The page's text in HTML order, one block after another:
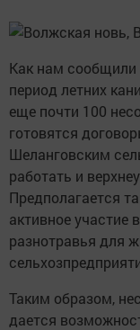
Как нам сообщили
период летних
еще почти 100
готовятся
Шеланговским
работать и
Предполагается
активное участие
разнотравья для
Таким образом,
дается